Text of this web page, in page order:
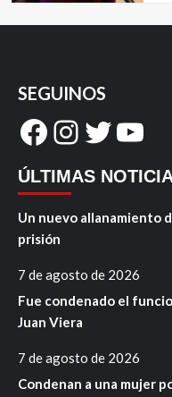
SEGUINOS
Facebook
Twitter
ÚLTIMAS
Un nuevo allanamiento
prisión
7 de agosto de 2026
Fue condenado el
Juan Viera
7 de agosto de 2026
Condenan a una mujer